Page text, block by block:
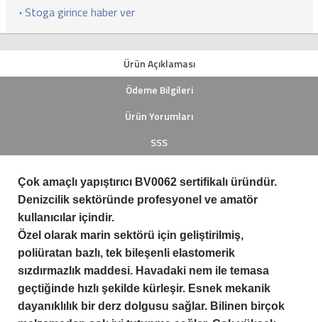
· Stoga girince haber ver
Ürün Açıklaması
Ödeme Bilgileri
Ürün Yorumları
SSS
Çok amaçlı yapıştırıcı BV0062 sertifikalı üründür.
Denizcilik sektöründe profesyonel ve amatör
kullanıcılar içindir.
Özel olarak marin sektörü için geliştirilmiş,
poliüratan bazlı, tek bileşenli elastomerik
sızdırmazlık maddesi. Havadaki nem ile temasa
geçtiğinde hızlı şekilde kürleşir. Esnek mekanik
dayanıklılık bir derz dolgusu sağlar. Bilinen birçok